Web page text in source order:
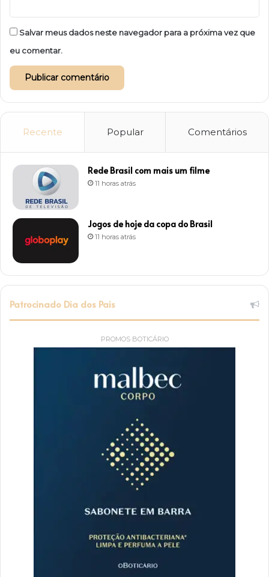
Salvar meus dados neste navegador para a próxima vez que
eu comentar.
Recente Popular Comentários
Rede Brasil com mais um filme
11 horas atrás
Jogos de hoje da copa do Brasil
11 horas atrás
Patrocinado Dia dos Pais
PROMOS BOTICÁRIO